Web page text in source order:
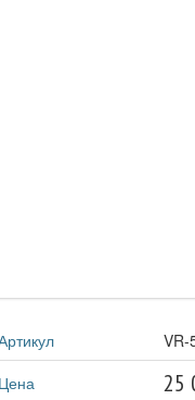
VR-
Цена
25